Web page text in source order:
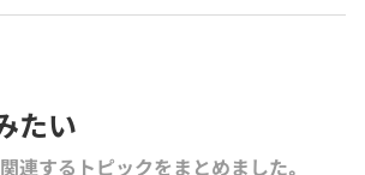
たい
連するトピックをまとめました｡